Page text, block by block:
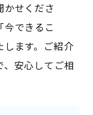
かせくださ
今できるこ
します。ご紹介
安心してご相